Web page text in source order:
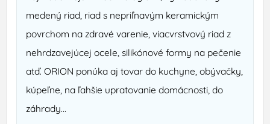
medený riad, riad s nepriľnavým keramickým
povrchom na zdravé varenie, viacvrstvový riad z
nehrdzavejúcej ocele, silikónové formy na pečenie
atď. ORION ponúka aj tovar do kuchyne, obývačky,
kúpeľne, na ľahšie upratovanie domácnosti, do
záhrady...